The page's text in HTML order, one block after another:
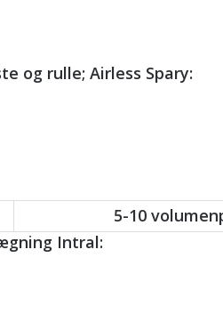
og rulle; Airless Spary:
5-10
Intral: